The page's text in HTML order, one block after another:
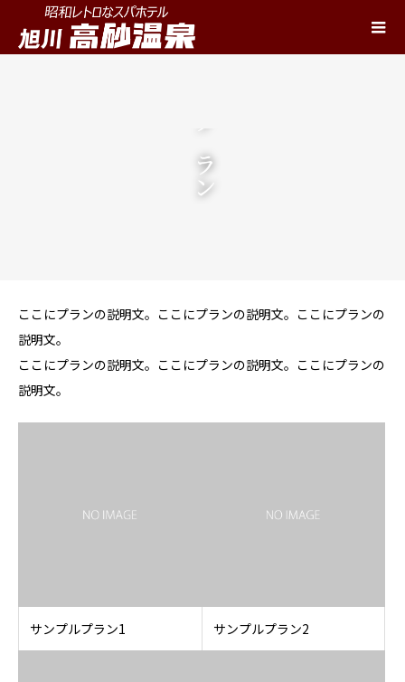
プラン
ここにプランの説明文。ここにプランの説明文。ここにプランの
説明文。
ここにプランの説明文。ここにプランの説明文。ここにプランの
説明文。
サンプルプラン1 サンプルプラン2